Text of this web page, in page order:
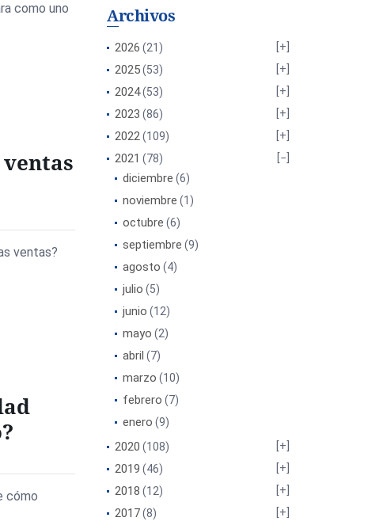
como uno
ventas?
cómo
Archivos
2026 (21)
2025(53)
2024(53)
2023 (86)
2022(109)
2021 (78)
diciembre (6)
noviembre (1)
octubre (6)
septiembre (9)
agosto (4)
julio (5)
junio (12)
mayo (2)
abril (7)
marzo (10)
febrero (7)
enero (9)
2020 (108)
2019 (46)
2018 (12)
2017(8)